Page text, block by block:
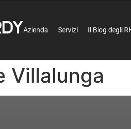
Azienda Servizi Il Blog degli
Villalunga